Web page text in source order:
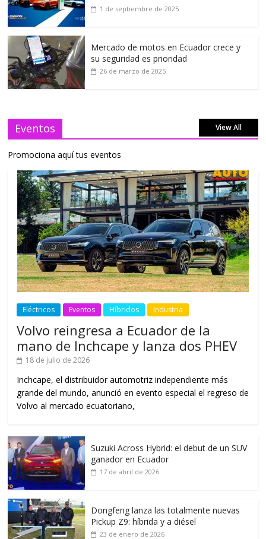
1 de septiembre de 2025
Mercado de motos en Ecuador crece y
su seguridad es prioridad
26 de marzo de 2025
Eventos View All
Promociona aquí tus eventos
Eléctricos Eventos Híbridos Industria
Volvo reingresa a Ecuador de la
mano de Inchcape y lanza dos PHEV
18 de julio de 2026
Inchcape, el distribuidor automotriz independiente más
grande del mundo, anunció en evento especial el regreso de
Volvo al mercado ecuatoriano,
Suzuki Across Hybrid: el debut de un SUV
ganador en Ecuador
17 de abril de 2026
Dongfeng lanza las totalmente nuevas
Pickup Z9: híbrida y a diésel
23 de enero de 2026